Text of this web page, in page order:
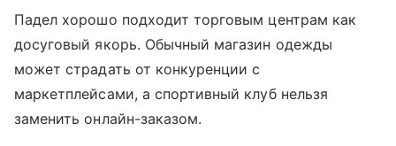
Падел хорошо подходит торговым центрам как
досуговый якорь. Обычный магазин одежды
может страдать от конкуренции с
маркетплейсами, а спортивный клуб нельзя
заменить онлайн-заказом.